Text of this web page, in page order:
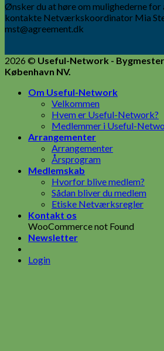
Ønsker du at høre om mulighederne for
kontakte Netværkskoordinator Mia
mst@agreement.dk
2026 © Useful-Network -
København NV.
Om Useful-Network
Velkommen
Hvem er Useful-Network?
Medlemmer i Useful-
Arrangementer
Arrangementer
Årsprogram
Medlemskab
Hvorfor blive medlem?
Sådan bliver du medlem
Etiske Netværksregler
Kontakt os
WooCommerce not Found
Newsletter
Login